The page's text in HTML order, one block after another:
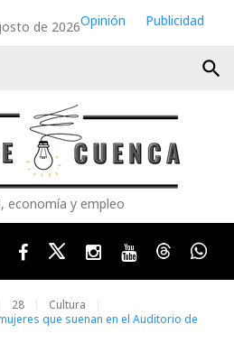
de 2026Opinión
Publicidad
search
economía y empleo
FacebookTwitterInstagram
YoutubeThreads
28
Cultura
que suenan en el Auditorio de